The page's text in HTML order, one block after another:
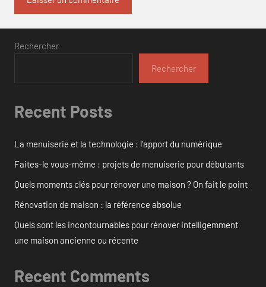
Rechercher
Rechercher
Recent Posts
La menuiserie et la technologie : l’apport du numérique
Faites-le vous-même : projets de menuiserie pour débutants
Quels moments clés pour rénover une maison ? On fait le point
Rénovation de maison : la référence absolue
Quels sont les incontournables pour rénover intelligemment
une maison ancienne ou récente
Recent Comments